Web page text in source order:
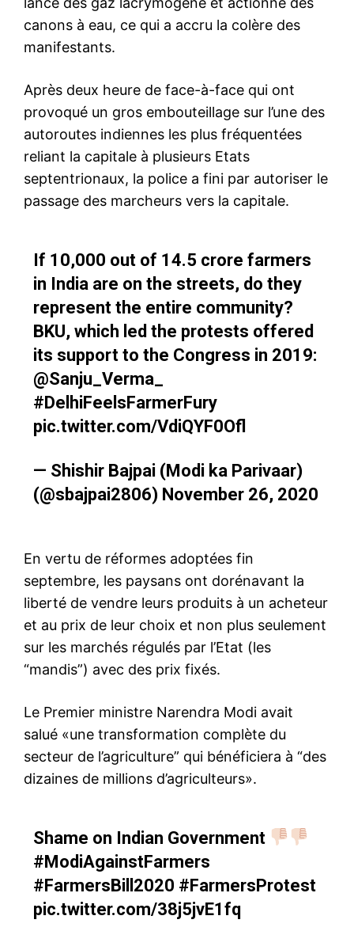
canons à eau, ce qui a accru la colère des
manifestants.
Après deux heure de face-à-face qui ont
provoqué un gros embouteillage sur l’une des
autoroutes indiennes les plus fréquentées
reliant la capitale à plusieurs Etats
septentrionaux, la police a fini par autoriser le
passage des marcheurs vers la capitale.
If 10,000 out of 14.5 crore farmers
in India are on the streets, do they
represent the entire community?
BKU, which led the protests offered
its support to the Congress in 2019:
@Sanju_Verma_
#DelhiFeelsFarmerFury
pic.twitter.com/VdiQYF0Ofl
— Shishir Bajpai (Modi ka Parivaar)
(@sbajpai2806) November 26, 2020
En vertu de réformes adoptées fin
septembre, les paysans ont dorénavant la
liberté de vendre leurs produits à un acheteur
et au prix de leur choix et non plus seulement
sur les marchés régulés par l’Etat (les
“mandis”) avec des prix fixés.
Le Premier ministre Narendra Modi avait
salué «une transformation complète du
secteur de l’agriculture” qui bénéficiera à “des
dizaines de millions d’agriculteurs».
Shame on Indian Government
#ModiAgainstFarmers
#FarmersBill2020 #FarmersProtest
pic.twitter.com/38j5jvE1fq